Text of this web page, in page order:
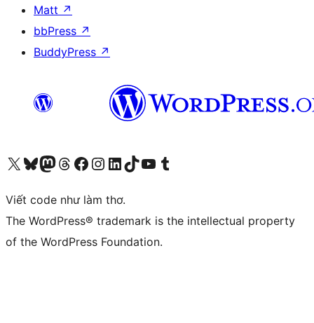
Matt ↗
bbPress ↗
BuddyPress ↗
Truy cập tài khoản X (trước đây là Twitter) của chúng tôiVisit our Bluesky account
Visit our Mastodon account
Visit our Threads account
Xem trang Facebook của chúng tôiTruy cập tài khoản Instagram của chúng tôiTruy cập tài khoản LinkedIn của chúng tôiVisit our TikTok account
Truy cập kênh YouTube của chúng tôi Visit our Tumblr account
Viết code như làm thơ.
The WordPress® trademark is the intellectual property
of the WordPress Foundation.